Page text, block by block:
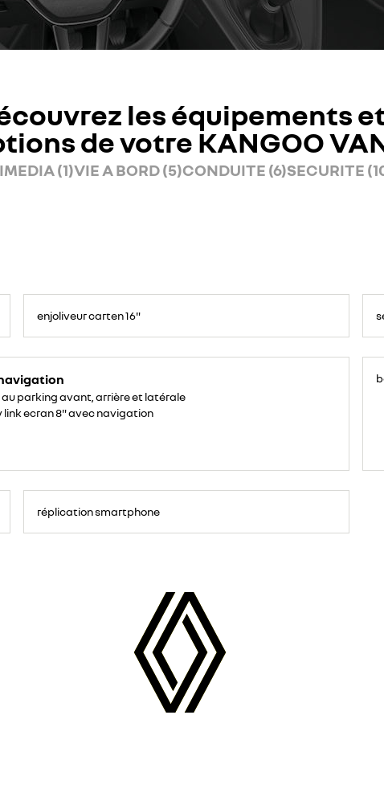
les équipements
de votre KANGOO
(1)VIE A BORD (5)CONDUITE (6)SECURITE
enjoliveur carten 16"
parking avant, arrière et latérale
link ecran 8" avec navigation
réplication smartphone